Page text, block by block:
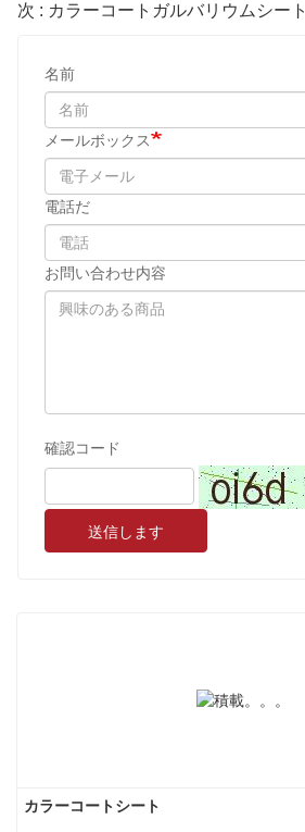
次 : カラーコートガルバリウムシート
名前
メールボックス
電話だ
お問い合わせ内容
確認コード
送信します
カラーコートシート